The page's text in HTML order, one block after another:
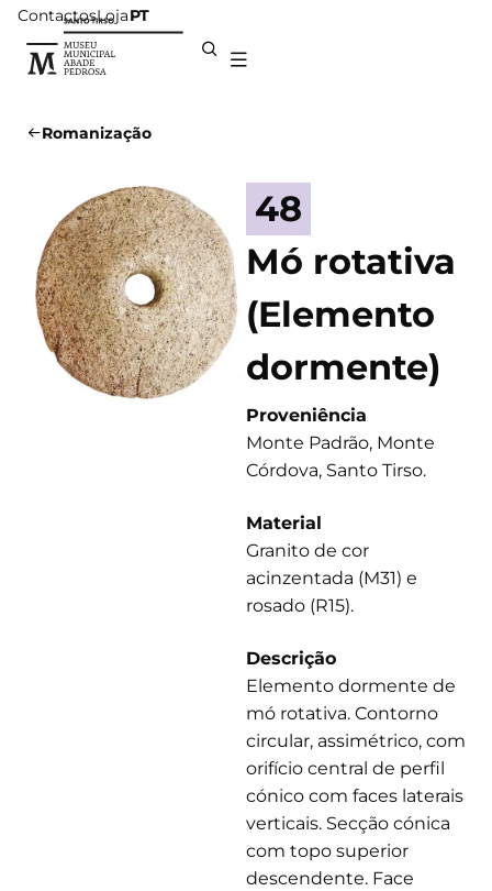
ContactosLojaPT
Romanização
48
Mó rotativa
(Elemento
dormente)
Proveniência
Monte Padrão, Monte
Córdova, Santo Tirso.
Material
Granito de cor
acinzentada (M31) e
rosado (R15).
Descrição
Elemento dormente de
mó rotativa. Contorno
circular, assimétrico, com
orifício central de perfil
cónico com faces laterais
verticais. Secção cónica
com topo superior
descendente. Face